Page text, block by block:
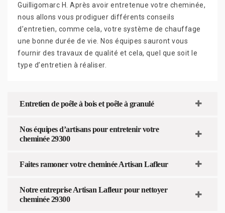
Guilligomarc H. Après avoir entretenue votre cheminée,
nous allons vous prodiguer différents conseils
d’entretien, comme cela, votre système de chauffage
une bonne durée de vie. Nos équipes sauront vous
fournir des travaux de qualité et cela, quel que soit le
type d’entretien à réaliser.
Entretien de poêle à bois et poêle à granulé
Nos équipes d’artisans pour entretenir votre
cheminée 29300
Faites ramoner votre cheminée Artisan Lafleur
Notre entreprise Artisan Lafleur pour nettoyer
cheminée 29300